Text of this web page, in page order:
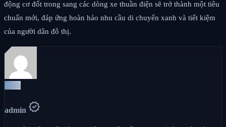
động cơ đốt trong sang các dòng xe thuần điện sẽ trở thành một tiêu
chuẩn mới, đáp ứng hoàn hảo nhu cầu di chuyển xanh và tiết kiệm
của người dân đô thị.
Auth
admin verified